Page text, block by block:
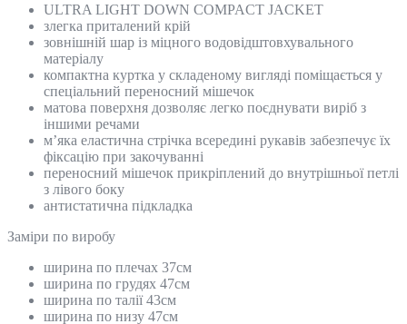
ULTRA LIGHT DOWN COMPACT JACKET
злегка приталений крій
зовнішній шар із міцного водовідштовхувального
матеріалу
компактна куртка у складеному вигляді поміщається у
спеціальний переносний мішечок
матова поверхня дозволяє легко поєднувати виріб з
іншими речами
м’яка еластична стрічка всередині рукавів забезпечує їх
фіксацію при закочуванні
переносний мішечок прикріплений до внутрішньої петлі
з лівого боку
антистатична підкладка
Замiри по виробу
ширина по плечах 37см
ширина по грудях 47см
ширина по талії 43см
ширина по низу 47см